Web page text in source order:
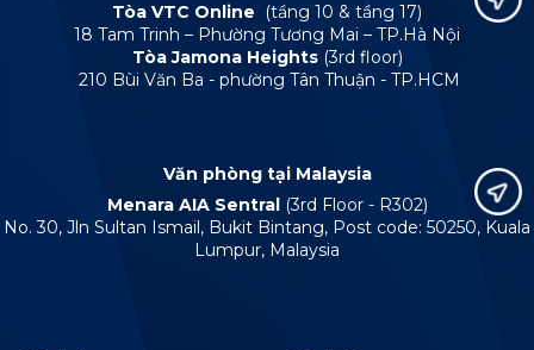
Tòa VTC Online
(tầng 10 & tầng 17)
18 Tam Trinh – Phường Tương Mai – TP.Hà Nội
Tòa Jamona Heights (3rd floor)
210 Bùi Văn Ba - phường Tân Thuận - TP.HCM
Văn phòng tại Malaysia
Menara AIA Sentral (3rd Floor - R302)
No. 30, Jln Sultan Ismail, Bukit Bintang, Post code: 50250, Kuala
Lumpur, Malaysia